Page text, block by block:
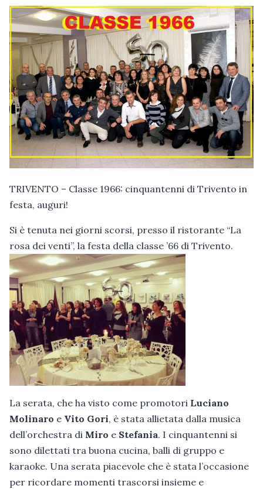
TRIVENTO – Classe 1966: cinquantenni di Trivento in
festa, auguri!
Si è tenuta nei giorni scorsi, presso il ristorante “La
rosa dei venti”, la festa della classe ’66 di Trivento.
La serata, che ha visto come promotori Luciano
Molinaro e Vito Gori, è stata allietata dalla musica
dell’orchestra di Miro e Stefania. I cinquantenni si
sono dilettati tra buona cucina, balli di gruppo e
karaoke. Una serata piacevole che è stata l’occasione
per ricordare momenti trascorsi insieme e